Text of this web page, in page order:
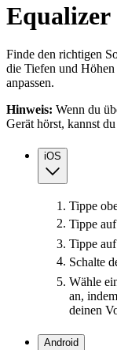
Equalizer
Finde den richtigen
die Tiefen und
anpassen.
Hinweis: Wenn du
Gerät hörst, kannst
iOS
Tippe
Tippe auf
Tippe auf
Schalte
Wähle
an,
deinen
Android